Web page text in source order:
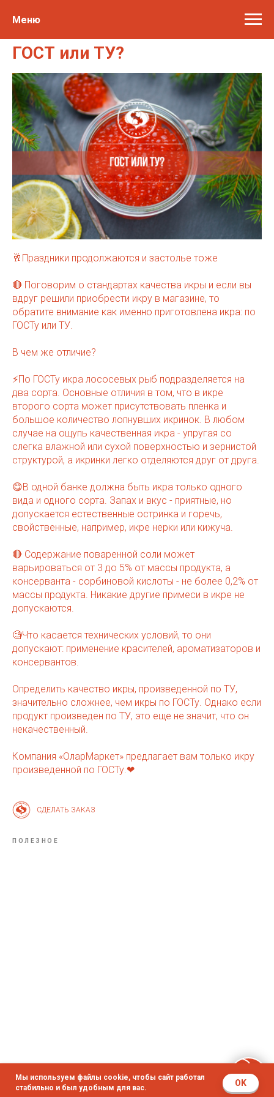
Меню
ГОСТ или ТУ?
🥂Праздники продолжаются и застолье тоже
🔴 Поговорим о стандартах качества икры и если вы
вдруг решили приобрести икру в магазине, то
обратите внимание как именно приготовлена икра: по
ГОСТу или ТУ.
В чем же отличие?
⚡️По ГОСТу икра лососевых рыб подразделяется на
два сорта. Основные отличия в том, что в икре
второго сорта может присутствовать пленка и
большое количество лопнувших икринок. В любом
случае на ощупь качественная икра - упругая со
слегка влажной или сухой поверхностью и зернистой
структурой, а икринки легко отделяются друг от друга.
😋В одной банке должна быть икра только одного
вида и одного сорта. Запах и вкус - приятные, но
допускается естественные остринка и горечь,
свойственные, например, икре нерки или кижуча.
🔴 Содержание поваренной соли может
варьироваться от 3 до 5% от массы продукта, а
консерванта - сорбиновой кислоты - не более 0,2% от
массы продукта. Никакие другие примеси в икре не
допускаются.
🧐Что касается технических условий, то они
допускают: применение красителей, ароматизаторов и
консервантов.
Определить качество икры, произведенной по ТУ,
значительно сложнее, чем икры по ГОСТу. Однако если
продукт произведен по ТУ, это еще не значит, что он
некачественный.
Компания «ОларМаркет» предлагает вам только икру
произведенной по ГОСТу.❤
СДЕЛАТЬ ЗАКАЗ
ПОЛЕЗНОЕ
Мы используем файлы cookie, чтобы сайт работал
стабильно и был удобным для вас.
OK